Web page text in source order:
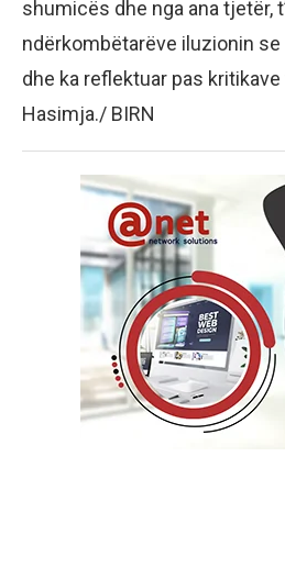
shumicës dhe nga ana tjetër,
ndërkombëtarëve iluzionin
dhe ka reflektuar pas kritikave
Hasimja./ BIRN